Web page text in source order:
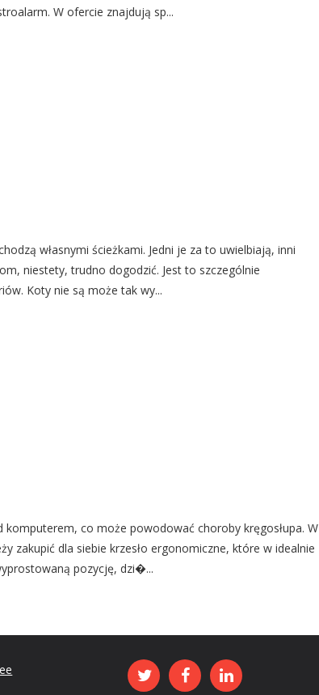
W ofercie znajdują sp...
własnymi ścieżkami. Jedni je za to uwielbiają, inni
niestety, trudno dogodzić. Jest to szczególnie
Koty nie są może tak wy...
co może powodować choroby kręgosłupa. W
zakupić dla siebie krzesło ergonomiczne, które w idealnie
pozycję, dzi�...